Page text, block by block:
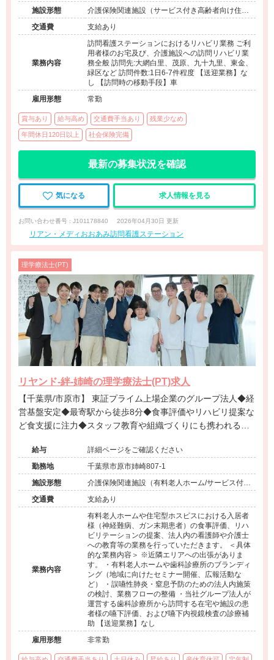
施設形態
介護保険関連施設（サービス付き高齢者向け住宅/
訪問看護・リハ）
交通費 支給あり
業務内容
訪問看護ステーションにおけるリハビリ業務 ご利
用者様のお宅及び、介護施設への訪問リハビリ業
務全般 訪問先:大網白里、茂原、九十九里、東金、
緑区など 訪問件数:1日6-7件程度 【送迎業務】な
し 【訪問時の移動手段】車
雇用形態
常勤
賞与あり 給与高め 交通費手当あり 残業少なめ
年間休日120日以上 社会保険完備
最新の募集状況を確認
気になる 求人情報を見る
お問い合わせ番号 : J101178840 2026年04月30日 更新
リアン・メディおおあみ訪問看護ステーション
理学療法士(PT)
リヤンド-絆-姉崎の理学療法士(PT)求人
【千葉県/市原市】 東証プライム上場企業のグループ法人◆経
営基盤安定◆最寄駅から徒歩8分◆食事評価やリハビリ提案な
ど食支援に注力◆スタッフ教育や組織づくりにも携われる環
給与
詳細ページをご確認ください
勤務地
千葉県市原市姉崎807-1
施設形態
介護保険関連施設（有料老人ホーム/サービス付き
高齢者向け住宅）、その他（企業/その他）
交通費 支給あり
業務内容
有料老人ホームや住宅型ホスピスにおける入居者
様（神経難病、ガン末期患者）の食事評価、リハ
ビリテーションの提案、法人内の看護師や介護士
への教育等の業務を行っていただきます。 ＜具体
的な業務内容＞ ※近隣エリアへの出張がありま
す。 ・有料老人ホームや歯科診療所のブランディ
ング（地域に向けたセミナー開催、広報活動な
ど） ・誤嚥性肺炎・窒息予防のための法人内施策
の検討、業務フローの整備 ・当社グループ法人が
運営する歯科診療所から訪問する在宅や施設の患
者様の嚥下評価、および嚥下内視鏡検査の診療補
助 【送迎業務】なし
雇用形態
非常勤